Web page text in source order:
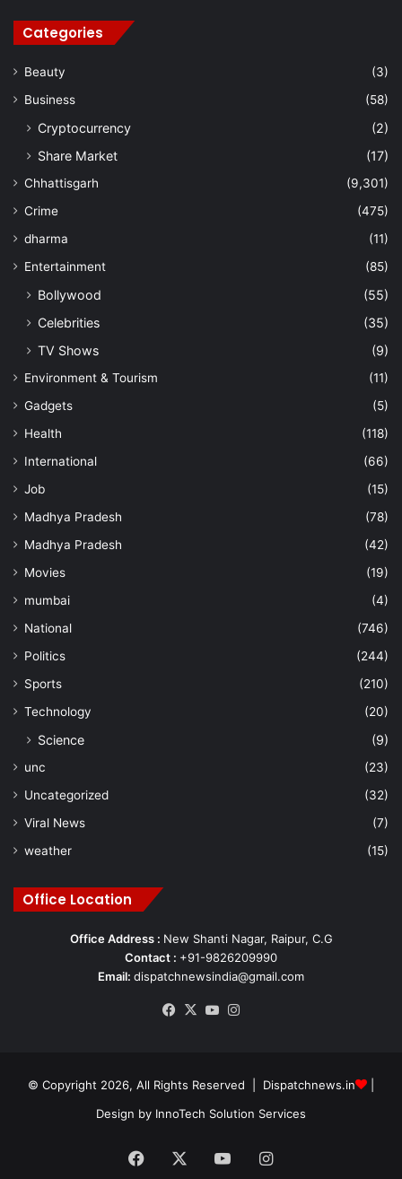
Categories
Beauty
(3)
Business
(58)
Cryptocurrency
(2)
Share Market
(17)
Chhattisgarh
(9,301)
Crime
(475)
dharma
(11)
Entertainment
(85)
Bollywood
(55)
Celebrities
(35)
TV Shows
(9)
Environment & Tourism
(11)
Gadgets
(5)
Health
(118)
International
(66)
Job
(15)
Madhya Pradesh
(78)
Madhya Pradesh
(42)
Movies
(19)
mumbai
(4)
National
(746)
Politics
(244)
Sports
(210)
Technology
(20)
Science (9)
unc
(23)
Uncategorized
(32)
Viral News
(7)
weather
(15)
Office Location
Office Address : New Shanti Nagar, Raipur, C.G
Contact : +91-9826209990
Email: dispatchnewsindia@gmail.com
Facebook
X YouTube
© Copyright 2026, All Rights Reserved | Dispatchnews.in
Design by InnoTech Solution Services
Facebook YouTubeInstagram